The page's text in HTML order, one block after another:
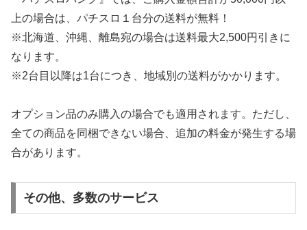
上の場合は、パチスロ１台分の送料が無料！
※北海道、沖縄、離島宛の場合は送料最大2,500円引きに
なります。
※2台目以降は1台につき、地域別の送料がかかります。
オプション品のみ購入の場合でも適用されます。ただし、
全ての商品を同梱できない場合、追加の料金が発生する場
合があります。
その他、多数のサービス